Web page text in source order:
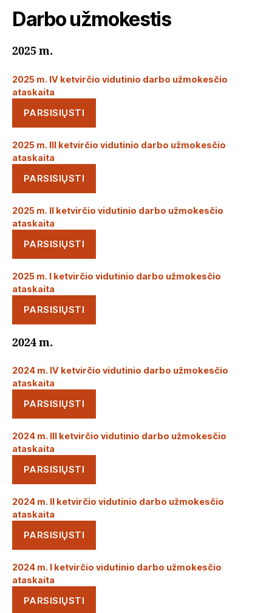
Darbo užmokestis
2025 m.
2025 m. IV ketvirčio vidutinio darbo užmokesčio
ataskaita
PARSISIŲSTI
2025 m. III ketvirčio vidutinio darbo užmokesčio
ataskaita
PARSISIŲSTI
2025 m. II ketvirčio vidutinio darbo užmokesčio
ataskaita
PARSISIŲSTI
2025 m. I ketvirčio vidutinio darbo užmokesčio
ataskaita
PARSISIŲSTI
2024 m.
2024 m. IV ketvirčio vidutinio darbo užmokesčio
ataskaita
PARSISIŲSTI
2024 m. III ketvirčio vidutinio darbo užmokesčio
ataskaita
PARSISIŲSTI
2024 m. II ketvirčio vidutinio darbo užmokesčio
ataskaita
PARSISIŲSTI
2024 m. I ketvirčio vidutinio darbo užmokesčio
ataskaita
PARSISIŲSTI